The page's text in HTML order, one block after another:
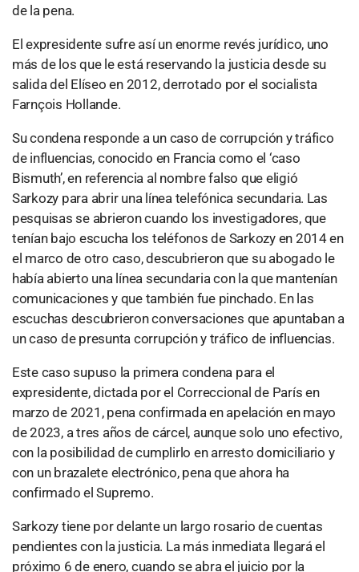
de la pena.
El expresidente sufre así un enorme revés jurídico, uno
más de los que le está reservando la justicia desde su
salida del Elíseo en 2012, derrotado por el socialista
Farnçois Hollande.
Su condena responde a un caso de corrupción y tráfico
de influencias, conocido en Francia como el ‘caso
Bismuth’, en referencia al nombre falso que eligió
Sarkozy para abrir una línea telefónica secundaria. Las
pesquisas se abrieron cuando los investigadores, que
tenían bajo escucha los teléfonos de Sarkozy en 2014 en
el marco de otro caso, descubrieron que su abogado le
había abierto una línea secundaria con la que mantenían
comunicaciones y que también fue pinchado. En las
escuchas descubrieron conversaciones que apuntaban a
un caso de presunta corrupción y tráfico de influencias.
Este caso supuso la primera condena para el
expresidente, dictada por el Correccional de París en
marzo de 2021, pena confirmada en apelación en mayo
de 2023, a tres años de cárcel, aunque solo uno efectivo,
con la posibilidad de cumplirlo en arresto domiciliario y
con un brazalete electrónico, pena que ahora ha
confirmado el Supremo.
Sarkozy tiene por delante un largo rosario de cuentas
pendientes con la justicia. La más inmediata llegará el
próximo 6 de enero, cuando se abra el juicio por la